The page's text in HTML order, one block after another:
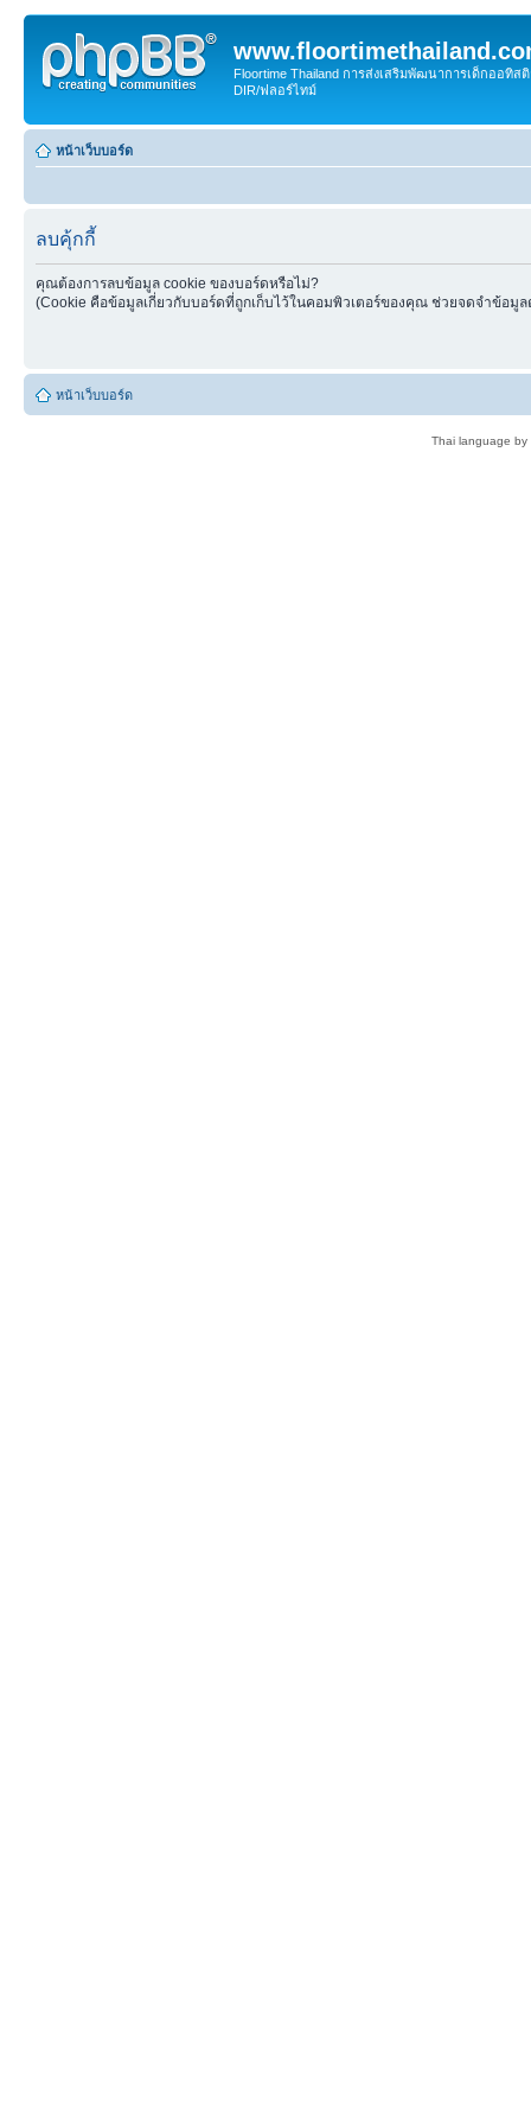
Floortime Thailand การส่งเสริมพัฒนาการเด็กออทิ
DIR/ฟลอร์ไทม์
หน้าเว็บบอร์ด
ลบคุ้กกี้
คุณต้องการลบข้อมูล cookie ของบอร์ดหรือไม่?
(Cookie คือข้อมูลเกี่ยวกับบอร์ดที่ถูกเก็บไว้ในคอมพิวเตอร์ของคุณ ช่วยจดจำข้อมูล
หน้าเว็บบอร์ด
Thai language by